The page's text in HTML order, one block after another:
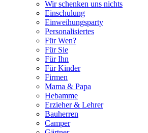
Wir schenken uns nichts
Einschulung
Einweihungsparty
Personalisiertes
Für Wen?
Für Sie
Für Ihn
Für Kinder
Firmen
Mama & Papa
Hebamme
Erzieher & Lehrer
Bauherren
Camper